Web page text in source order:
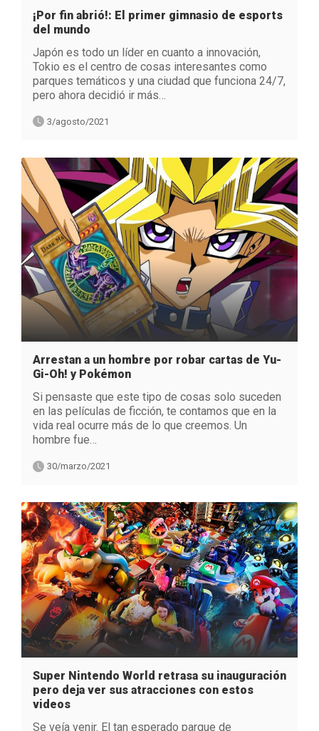
¡Por fin abrió!: El primer gimnasio de esports
del mundo
Japón es todo un líder en cuanto a innovación,
Tokio es el centro de cosas interesantes como
parques temáticos y una ciudad que funciona 24/7,
pero ahora decidió ir más…
3/agosto/2021
Arrestan a un hombre por robar cartas de Yu-
Gi-Oh! y Pokémon
Si pensaste que este tipo de cosas solo suceden
en las películas de ficción, te contamos que en la
vida real ocurre más de lo que creemos. Un
hombre fue…
30/marzo/2021
Super Nintendo World retrasa su inauguración
pero deja ver sus atracciones con estos
videos
Se veía venir. El tan esperado parque de